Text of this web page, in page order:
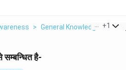
> General Knowledge >
+1
सम्बन्धित है-